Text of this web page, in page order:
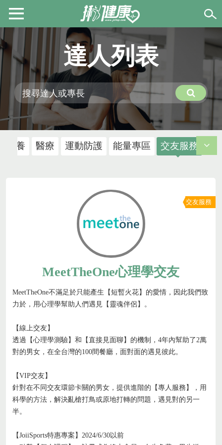
達人列表
營養 醫療 運動防護 能量專區 交友服務
交友服務
MeetTheOne心理學交友
MeetTheOne不滿足於只能產生【短暫火花】的愛情，因此我們致
力於，用心理學幫助人們遇見【靈魂伴侶】。
【線上交友】
透過【心理學測驗】和【直接見面聊】的機制，4年內幫助了2萬
對的男女，在全台灣的100間餐廳，面對面的遇見彼此。
【VIP交友】
針對在不同交友環節卡關的男女，提供進階的【專人服務】，用
科學的方法，解決亂槍打鳥或原地打轉的問題，遇見對的另一
半。
【JoiiSports特惠專案】2024/6/30以前